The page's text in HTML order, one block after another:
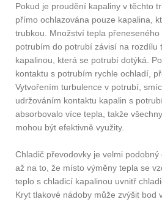
Pokud je proudění kapaliny v těchto
přímo ochlazována pouze kapalina,
trubkou. Množství tepla
potrubím do potrubí závisí na rozdílu
kapalinou, která se potrubí dotýká.
kontaktu s potrubím rychle ochladí,
Vytvořením turbulence v potrubí,
udržováním kontaktu kapalin s
absorbovalo více tepla, takže
mohou být efektivně využity.
Chladič převodovky je velmi podobný
až na to, že místo výměny tepla se
teplo s chladicí kapalinou uvnitř
Kryt tlakové nádoby může zvýšit bod